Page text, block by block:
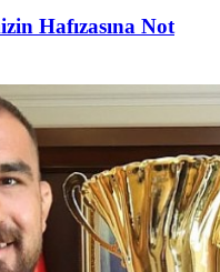
Hafızasına Not